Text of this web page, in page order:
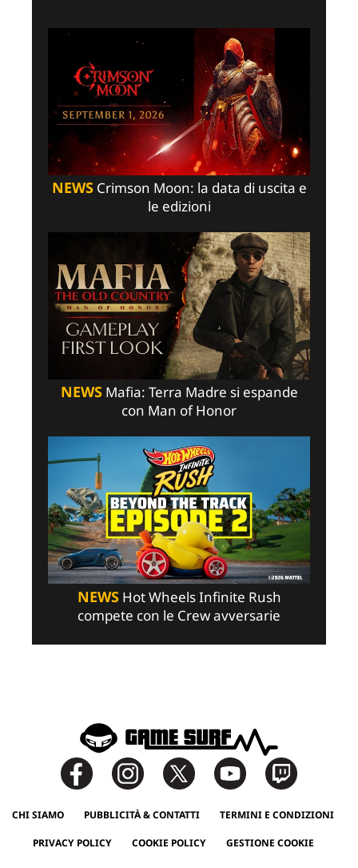
NEWSCrimson Moon: la data di uscita e
le edizioni
NEWSMafia: Terra Madre si espande
con Man of Honor
NEWSHot Wheels Infinite Rush
compete con le Crew avversarie
CHI SIAMO PUBBLICITÀ & CONTATTI TERMINI E CONDIZIONI
PRIVACY POLICY COOKIE POLICY GESTIONE COOKIE